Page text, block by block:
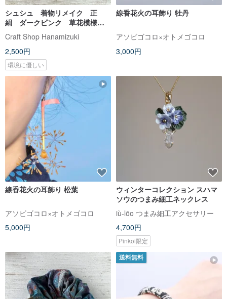
シュシュ 着物リメイク 正
絹 ダークピンク 草花模様
日本製
Craft Shop Hanamizuki
2,500円
環境に優しい
線香花火の耳飾り 牡丹
アソビゴコロ×オトメゴコロ
3,000円
線香花火の耳飾り 松葉
アソビゴコロ×オトメゴコロ
5,000円
ウィンターコレクション スハマ
ソウのつまみ細工ネックレス
iù-lōo つまみ細工アクセサリー
4,700円
Pinkoi限定
送料無料